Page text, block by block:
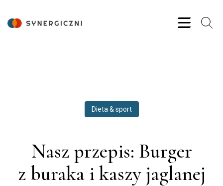
Dieta & sport
Nasz przepis: Burger
z buraka i kaszy jaglanej